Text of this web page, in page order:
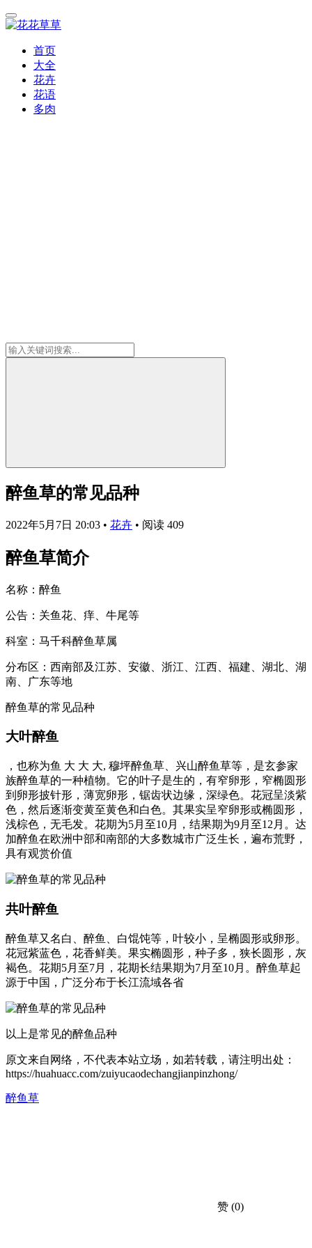
首页
大全
花卉
花语
多肉
醉鱼草的常见品种
2022年5月7日 20:03 • 花卉 • 阅读 409
醉鱼草简介
名称：醉鱼
公告：关鱼花、痒、牛尾等
科室：马千科醉鱼草属
分布区：西南部及江苏、安徽、浙江、江西、福建、湖北、湖
南、广东等地
醉鱼草的常见品种
大叶醉鱼
，也称为鱼 大 大 大, 穆坪醉鱼草、兴山醉鱼草等，是玄参家
族醉鱼草的一种植物。它的叶子是生的，有窄卵形，窄椭圆形
到卵形披针形，薄宽卵形，锯齿状边缘，深绿色。花冠呈淡紫
色，然后逐渐变黄至黄色和白色。其果实呈窄卵形或椭圆形，
浅棕色，无毛发。花期为5月至10月，结果期为9月至12月。达
加醉鱼在欧洲中部和南部的大多数城市广泛生长，遍布荒野，
具有观赏价值
共叶醉鱼
醉鱼草又名白、醉鱼、白馄饨等，叶较小，呈椭圆形或卵形。
花冠紫蓝色，花香鲜美。果实椭圆形，种子多，狭长圆形，灰
褐色。花期5月至7月，花期长结果期为7月至10月。醉鱼草起
源于中国，广泛分布于长江流域各省
以上是常见的醉鱼品种
原文来自网络，不代表本站立场，如若转载，请注明出处：
https://huahuacc.com/zuiyucaodechangjianpinzhong/
醉鱼草
赞 (0)